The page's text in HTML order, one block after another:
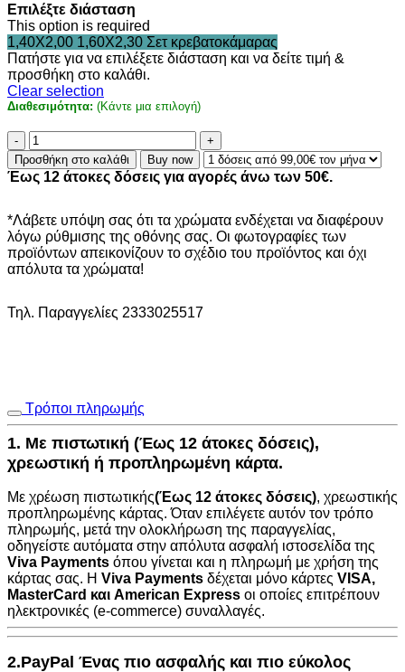
99,00€
through
125,00€
Επιλέξτε διάσταση
This option is required
1,40X2,00 1,60X2,30 Σετ κρεβατοκάμαρας
Πατήστε για να επιλέξετε διάσταση και να δείτε τιμή &
προσθήκη στο καλάθι.
Clear selection
Διαθεσιμότητα: (Κάντε μια επιλογή)
Χαλί
French
Garden
82004-
ποσότητα
Προσθήκη στο καλάθι Buy now
Έως 12 άτοκες δόσεις για αγορές άνω των 50€.
*Λάβετε υπόψη σας ότι τα χρώματα ενδέχεται να διαφέρουν
λόγω ρύθμισης της οθόνης σας. Οι φωτογραφίες των
προϊόντων απεικονίζουν το σχέδιο του προϊόντος και όχι
απόλυτα τα χρώματα!
Τηλ. Παραγγελίες 2333025517
Τρόποι πληρωμής
1. Με πιστωτική (Έως 12 άτοκες δόσεις),
χρεωστική ή προπληρωμένη κάρτα.
Με χρέωση πιστωτικής(Έως 12 άτοκες δόσεις), χρεωστικής
προπληρωμένης κάρτας. Όταν επιλέγετε αυτόν τον τρόπο
πληρωμής, μετά την ολοκλήρωση της παραγγελίας,
οδηγείστε αυτόματα στην απόλυτα ασφαλή ιστοσελίδα της
Viva Payments όπου γίνεται και η πληρωμή με χρήση της
κάρτας σας. Η Viva Payments δέχεται μόνο κάρτες VISA,
MasterCard και American Express οι οποίες επιτρέπουν
ηλεκτρονικές (e-commerce) συναλλαγές.
2.PayPal Ένας πιο ασφαλής και πιο εύκολος